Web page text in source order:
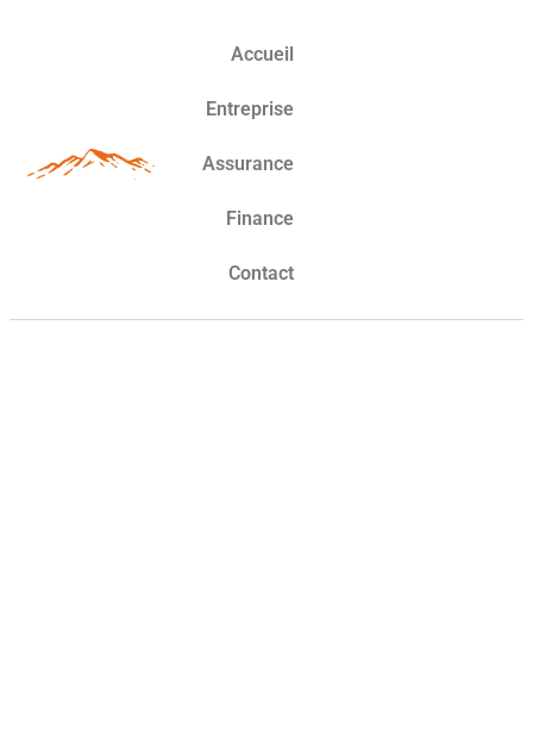
Accueil
Entreprise
Assurance
Finance
Contact